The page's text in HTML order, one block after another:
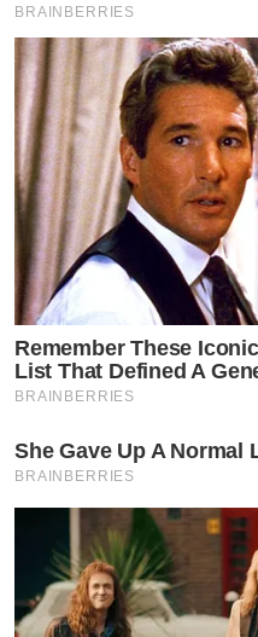
BRAINBERRIES
Remember These
List That Defined A
BRAINBERRIES
She Gave Up A Normal
BRAINBERRIES